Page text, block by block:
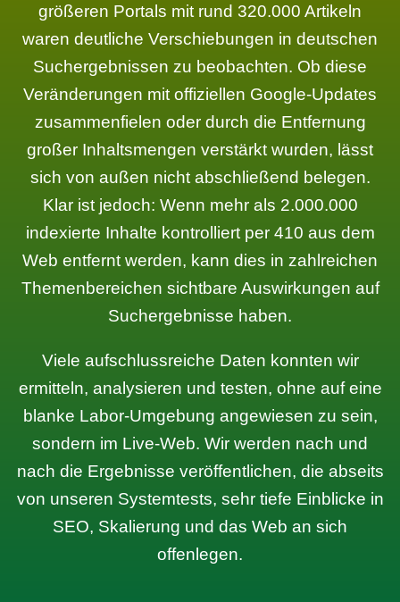
größeren Portals mit rund 320.000 Artikeln
waren deutliche Verschiebungen in deutschen
Suchergebnissen zu beobachten. Ob diese
Veränderungen mit offiziellen Google-Updates
zusammenfielen oder durch die Entfernung
großer Inhaltsmengen verstärkt wurden, lässt
sich von außen nicht abschließend belegen.
Klar ist jedoch: Wenn mehr als 2.000.000
indexierte Inhalte kontrolliert per 410 aus dem
Web entfernt werden, kann dies in zahlreichen
Themenbereichen sichtbare Auswirkungen auf
Suchergebnisse haben.
Viele aufschlussreiche Daten konnten wir
ermitteln, analysieren und testen, ohne auf eine
blanke Labor-Umgebung angewiesen zu sein,
sondern im Live-Web. Wir werden nach und
nach die Ergebnisse veröffentlichen, die abseits
von unseren Systemtests, sehr tiefe Einblicke in
SEO, Skalierung und das Web an sich
offenlegen.